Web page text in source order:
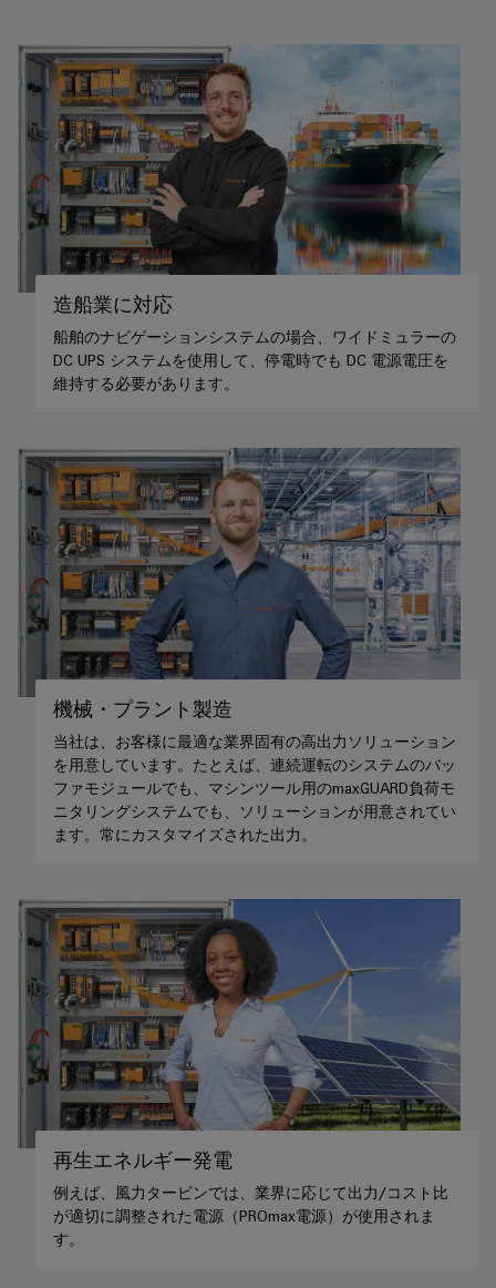
気
候
に
優
し
い
モ
ビ
リ
テ
ィ
の
た
の
最
新
デ
ジ
タ
ル
な
ソ
リ
ュ
ー
シ
ョ
ン
造
船
海
事
業
界
の
包
括
的
な
接
続
ソ
リ
ュ
ー
シ
ョ
従
プ
リ
ン
ト
基
板
用
プ
ラ
グ
イ
ン
台
と
コ
ネ
ク
タ
PCB
コ
ネ
ク
タ
サ
ー
OEM（相
手
先
ブ
ラ
ン
ド
製
造
業
者）
サ
ネ
ッ
ト
タ
ッ
チ
パ
ネ
ル
エ
ニ
ア
リ
ン
グ
ツ
ー
ル
ビ
ジ
ュ
ア
ル
ツ
ー
ル
エ
ネ
ル
ギ
ー
定
産
造船業に対応
船舶のナビゲーションシステムの場合、ワイドミュラーの
DC UPS システムを使用して、停電時でも DC 電源電圧を
維持する必要があります。
機械・プラント製造
当社は、お客様に最適な業界固有の高出力ソリューション
を用意しています。たとえば、連続運転のシステムのバッ
ファモジュールでも、マシンツール用のmaxGUARD負荷モ
ニタリングシステムでも、ソリューションが用意されてい
ます。常にカスタマイズされた出力。
再生エネルギー発電
例えば、風力タービンでは、業界に応じて出力/コスト比
が適切に調整された電源（PROmax電源）が使用されま
す。